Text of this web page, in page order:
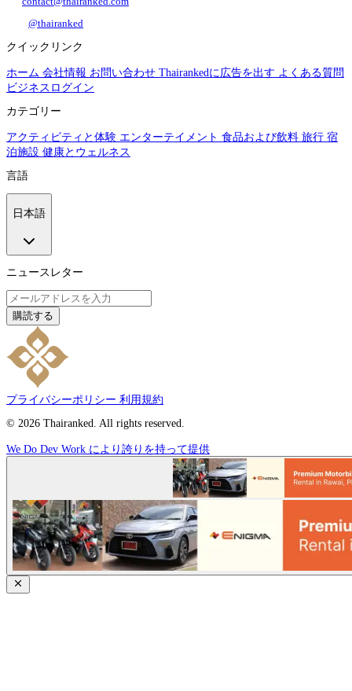
@thairanked
クイックリンク
ホーム 会社情報 お問い合わせ Thairankedに広告を出す よくある質問
ビジネスログイン
カテゴリー
アクティビティと体験 エンターテイメント 食品および飲料 旅行 宿
泊施設 健康とウェルネス
言語
日本語
ニュースレター
購読する
プライバシーポリシー 利用規約
© 2026 Thairanked. All rights reserved.
We Do Dev Work により誇りを持って提供